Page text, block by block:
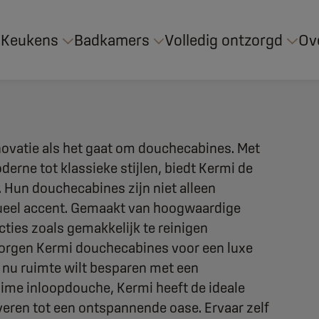
Keukens Badkamers Volledig ontzorgd
als het gaat om douchecabines. Met
tot klassieke stijlen, biedt Kermi de
douchecabines zijn niet alleen
accent. Gemaakt van hoogwaardige
zoals gemakkelijk te reinigen
Kermi douchecabines voor een luxe
ruimte wilt besparen met een
inloopdouche, Kermi heeft de ideale
tot een ontspannende oase. Ervaar zelf